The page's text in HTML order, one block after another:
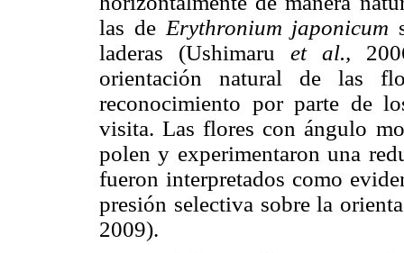
las de Erythronium japonicum
laderas (Ushimaru et al.,
orientación natural de las
reconocimiento por parte de
visita. Las flores con ángulo
polen y experimentaron una
fueron interpretados como
presión selectiva sobre la
2009).